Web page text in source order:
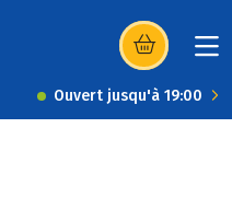
(s’ouvre dans
Ouvert jusqu'à 19:00